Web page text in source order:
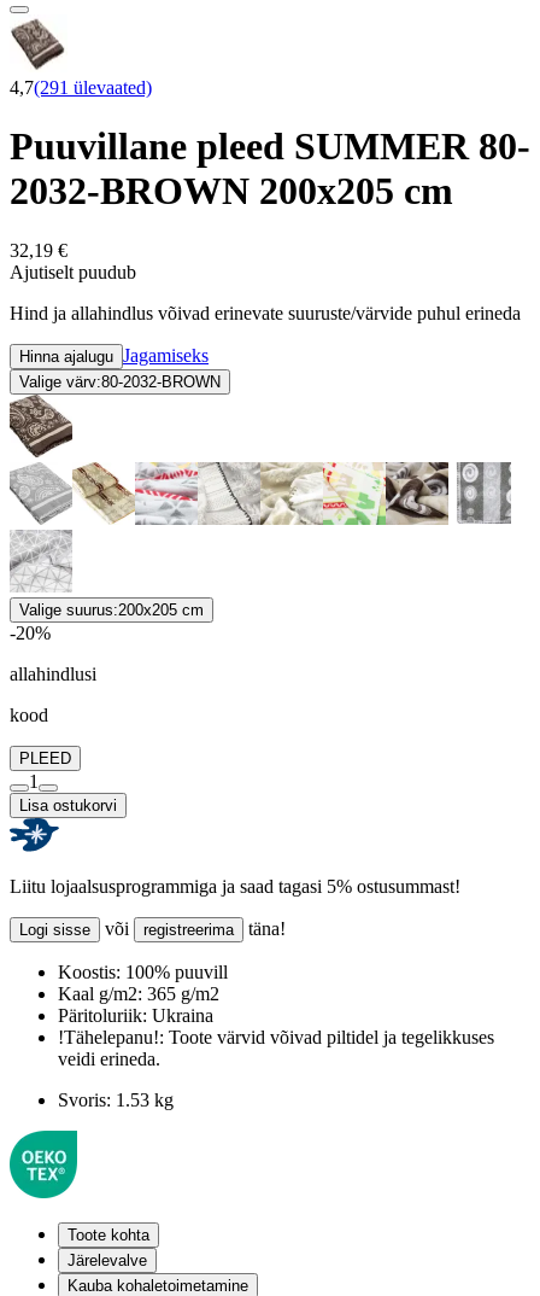
4,7(291 ülevaated)
Puuvillane pleed SUMMER 80-
2032-BROWN 200x205 cm
32,19 €
Ajutiselt puudub
Hind ja allahindlus võivad erinevate suuruste/värvide puhul erineda
Hinna ajalugu Jagamiseks
Valige värv:80-2032-BROWN
Valige suurus:200x205 cm
-20%
allahindlusi
kood
PLEED
1
Lisa ostukorvi
Liitu lojaalsusprogrammiga ja saad tagasi 5% ostusummast!
Logi sisse või registreerima täna!
Koostis: 100% puuvill
Kaal g/m2: 365 g/m2
Päritoluriik: Ukraina
!Tähelepanu!: Toote värvid võivad piltidel ja tegelikkuses
veidi erineda.
Svoris: 1.53 kg
Toote kohta
Järelevalve
Kauba kohaletoimetamine